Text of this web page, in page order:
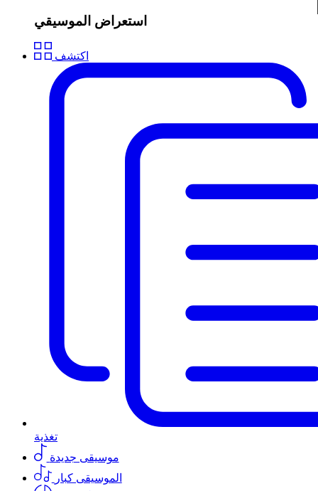
استعراض الموسيقي
اكتشف
تغذية
موسيقى جديدة
الموسيقى كبار